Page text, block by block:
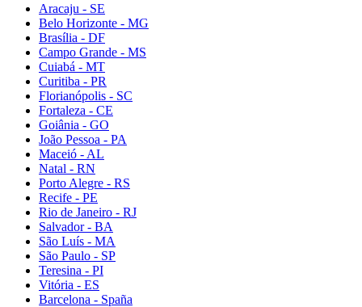
Aracaju - SE
Belo Horizonte - MG
Brasília - DF
Campo Grande - MS
Cuiabá - MT
Curitiba - PR
Florianópolis - SC
Fortaleza - CE
Goiânia - GO
João Pessoa - PA
Maceió - AL
Natal - RN
Porto Alegre - RS
Recife - PE
Rio de Janeiro - RJ
Salvador - BA
São Luís - MA
São Paulo - SP
Teresina - PI
Vitória - ES
Barcelona - Spaña